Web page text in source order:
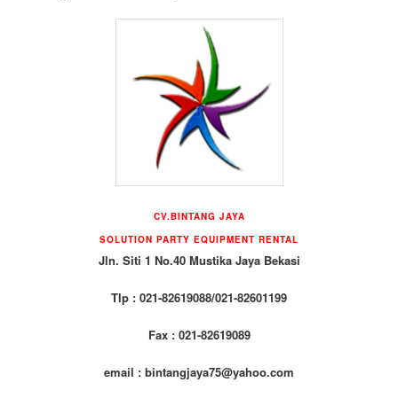
CV.BINTANG JAYA
SOLUTION PARTY EQUIPMENT RENTAL
Jln. Siti 1 No.40 Mustika Jaya Bekasi
Tlp : 021-82619088/021-82601199
Fax : 021-82619089
email : bintangjaya75@yahoo.com